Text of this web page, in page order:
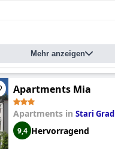
Mehr anzeigen
Apartments Mia
Apartments in Stari Grad
9,4 Hervorragend